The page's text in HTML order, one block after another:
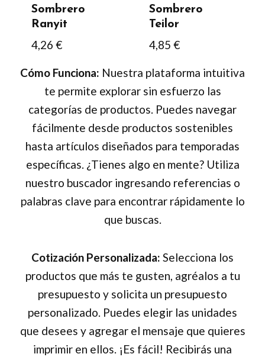
Sombrero
Ranyit
4,26 €
elegir
en
la
página
producto
Sombrero
Teilor
4,85 €
elegir
en
la
página
de
producto
Cómo Funciona: Nuestra plataforma intuitiva
te permite explorar sin esfuerzo las
categorías de productos. Puedes navegar
fácilmente desde productos sostenibles
hasta artículos diseñados para temporadas
específicas. ¿Tienes algo en mente? Utiliza
nuestro buscador ingresando referencias o
palabras clave para encontrar rápidamente lo
que buscas.
Cotización Personalizada: Selecciona los
productos que más te gusten, agréalos a tu
presupuesto y solicita un presupuesto
personalizado. Puedes elegir las unidades
que desees y agregar el mensaje que quieres
imprimir en ellos. ¡Es fácil! Recibirás una